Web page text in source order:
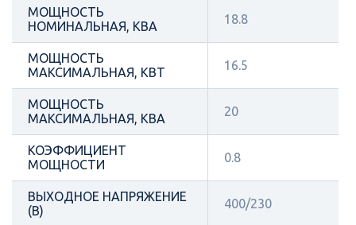
МОЩНОСТЬ
НОМИНАЛЬНАЯ, КВА
18.8
МОЩНОСТЬ
МАКСИМАЛЬНАЯ, КВТ
16.5
МОЩНОСТЬ
МАКСИМАЛЬНАЯ, КВА
20
КОЭФФИЦИЕНТ
МОЩНОСТИ
0.8
ВЫХОДНОЕ НАПРЯЖЕНИЕ
(В)
400/230